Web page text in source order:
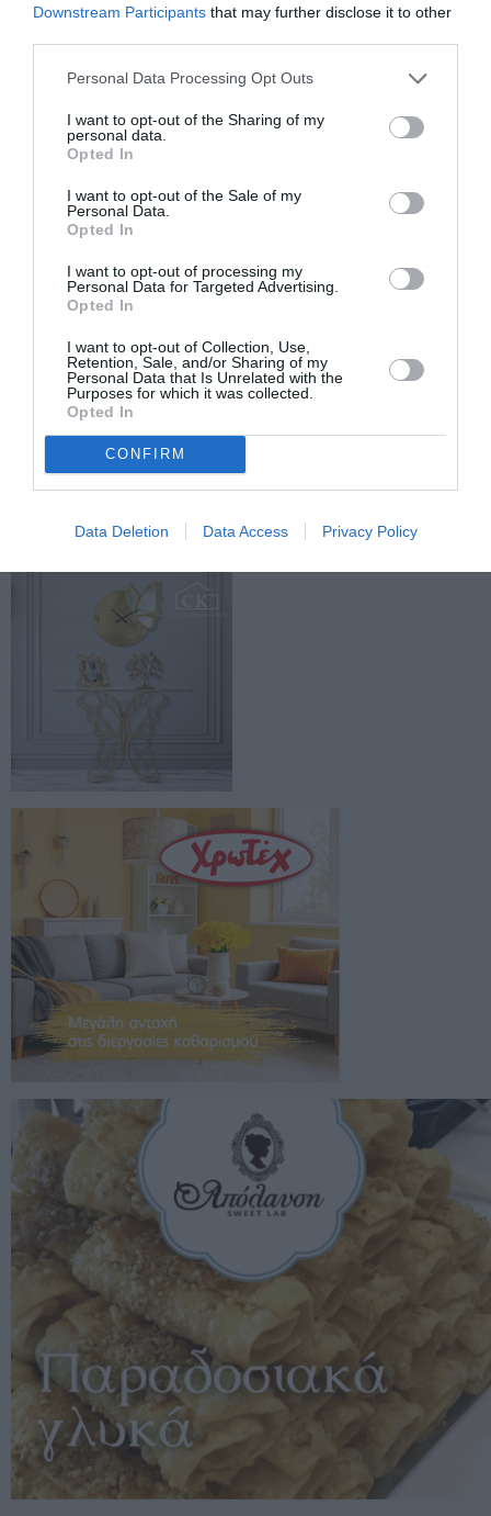
Downstream Participants that may further disclose it to other
Personal Data Processing Opt Outs
I want to opt-out of the Sharing of my
personal data.
Opted In
I want to opt-out of the Sale of my
Personal Data.
Opted In
I want to opt-out of processing my
Personal Data for Targeted Advertising.
Opted In
I want to opt-out of Collection, Use,
Retention, Sale, and/or Sharing of my
Personal Data that Is Unrelated with the
Purposes for which it was collected.
Opted In
CONFIRM
Data Deletion Data Access Privacy Policy
Σύμφωνα με τα παραπάνω, γίνεται σαφές ότι τα
νόμιμα πυροτεχνήματα είναι λίγα, πωλούνται σε
εξειδικευμένα καταστήματα και ακόμα και αυτά
απαιτούν μεγάλη προσοχή στη χρήση τους. Σε κάθε
περίπτωση, τις περισσότερες φορές είναι πιο
οικονομικό, εντυπωσιακό και ασφαλές να
απευθυνθείτε σεεπαγγελματίες που
δραστηριοποιούνται στα πυροτεχνήματα
ειδικά εφέ για εκδηλώσεις. Έτσι, θα εντυπωσιάσετε
τους καλεσμένους σας με κάτι εντελώς ξεχωριστό
χωρίς να κινδυνεύσει κανείς.
ΠΥΡΟΤΕΧΝΗΜΑΤΑ
Facebook Twitter